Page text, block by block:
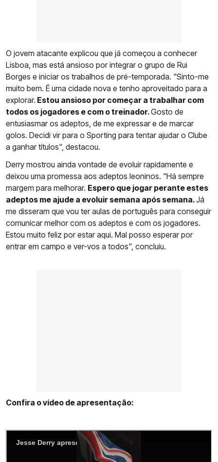
O jovem atacante explicou que já começou a conhecer
Lisboa, mas está ansioso por integrar o grupo de Rui
Borges e iniciar os trabalhos de pré-temporada. "Sinto-me
muito bem. É uma cidade nova e tenho aproveitado para a
explorar. Estou ansioso por começar a trabalhar com
todos os jogadores e com o treinador.Gosto de
entusiasmar os adeptos, de me expressar e de marcar
golos. Decidi vir para o Sporting para tentar ajudar o Clube
a ganhar títulos", destacou.
Derry mostrou ainda vontade de evoluir rapidamente e
deixou uma promessa aos adeptos leoninos. "Há sempre
margem para melhorar. Espero que jogar perante estes
adeptos me ajude a evoluir semana após semana.Já
me disseram que vou ter aulas de português para conseguir
comunicar melhor com os adeptos e com os jogadores.
Estou muito feliz por estar aqui. Mal posso esperar por
entrar em campo e ver-vos a todos", concluiu.
Confira o vídeo de apresentação: